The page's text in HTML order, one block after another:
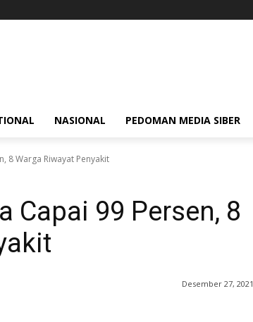
NASIONAL PEDOMAN MEDIA SIBER
8 Warga Riwayat Penyakit
Capai 99 Persen, 8
Desember 27, 2021